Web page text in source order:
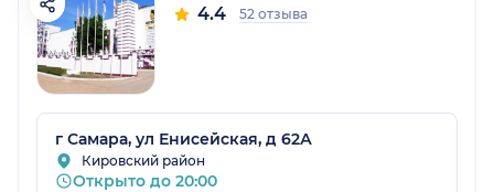
4.4 52 отзыва
г Самара, ул Енисейская, д 62А
Кировский район
Открыто до 20:00